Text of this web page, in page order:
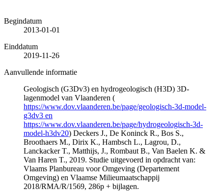
Begindatum
2013-01-01
Einddatum
2019-11-26
Aanvullende informatie
Geologisch (G3Dv3) en hydrogeologisch (H3D) 3D-
lagenmodel van Vlaanderen (
https://www.dov.vlaanderen.be/page/geologisch-3d-model-
g3dv3 en
https://www.dov.vlaanderen.be/page/hydrogeologisch-3d-
model-h3dv20) Deckers J., De Koninck R., Bos S.,
Broothaers M., Dirix K., Hambsch L., Lagrou, D.,
Lanckacker T., Matthijs, J., Rombaut B., Van Baelen K. &
Van Haren T., 2019. Studie uitgevoerd in opdracht van:
Vlaams Planbureau voor Omgeving (Departement
Omgeving) en Vlaamse Milieumaatschappij
2018/RMA/R/1569, 286p + bijlagen.